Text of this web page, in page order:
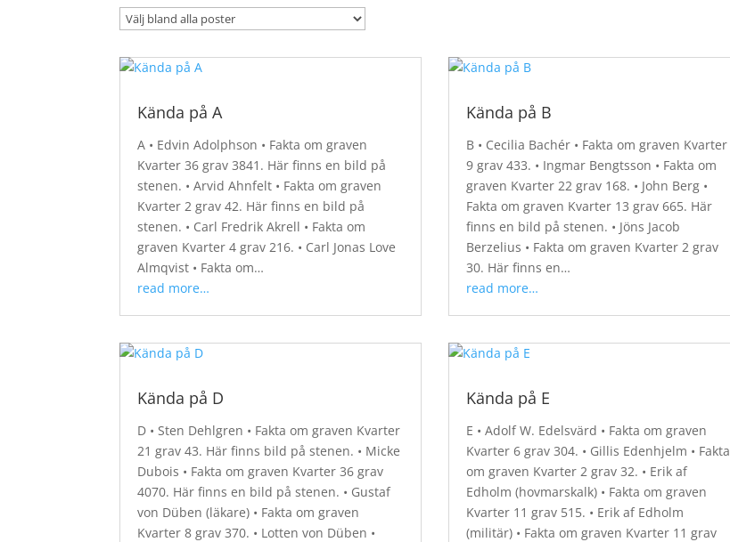
Kända på A
A • Edvin Adolphson • Fakta om graven
Kvarter 36 grav 3841. Här finns en bild på
stenen. • Arvid Ahnfelt • Fakta om graven
Kvarter 2 grav 42. Här finns en bild på
stenen. • Carl Fredrik Akrell • Fakta om
graven Kvarter 4 grav 216. • Carl Jonas Love
Almqvist • Fakta om…
read more…
Kända på B
B • Cecilia Bachér • Fakta om graven Kvarter
9 grav 433. • Ingmar Bengtsson • Fakta om
graven Kvarter 22 grav 168. • John Berg •
Fakta om graven Kvarter 13 grav 665. Här
finns en bild på stenen. • Jöns Jacob
Berzelius • Fakta om graven Kvarter 2 grav
30. Här finns en…
read more…
Kända på D
D • Sten Dehlgren • Fakta om graven Kvarter
21 grav 43. Här finns bild på stenen. • Micke
Dubois • Fakta om graven Kvarter 36 grav
4070. Här finns en bild på stenen. • Gustaf
von Düben (läkare) • Fakta om graven
Kvarter 8 grav 370. • Lotten von Düben •
Kända på E
E • Adolf W. Edelsvärd • Fakta om graven
Kvarter 6 grav 304. • Gillis Edenhjelm • Fakta
om graven Kvarter 2 grav 32. • Erik af
Edholm (hovmarskalk) • Fakta om graven
Kvarter 11 grav 515. • Erik af Edholm
(militär) • Fakta om graven Kvarter 11 grav